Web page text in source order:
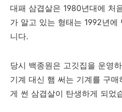
대패 삼겹살은 1980년대에 처
가 알고 있는 형태는 1992년에
니다.
당시 백종원은 고깃집을 운영
기계 대신 햄 써는 기계를 구
게 썬 삼겹살이 탄생하게 되었